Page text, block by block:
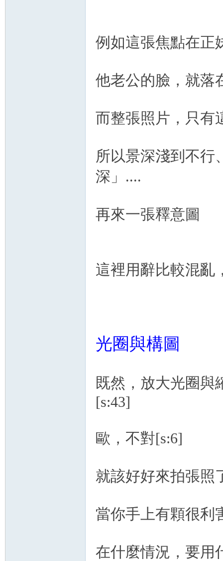
例如這張焦點在正
他老公的臉，就落
而整張照片，只有
所以景深淺到不行
深」....
再來一張釋意圖
這裡用辭比較混亂
光圈與構圖
既然，放大光圈與
[s:43]
歐，不對[s:6]
就該好好來拍張照
當你手上有顆很利
在什麼情況，要用